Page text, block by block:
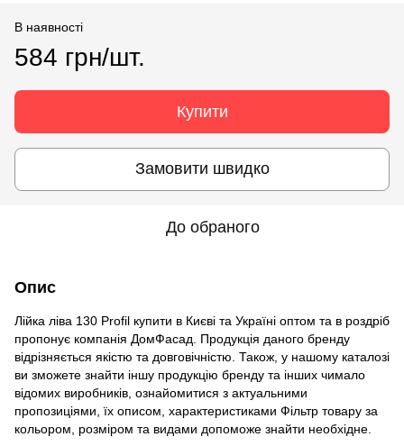
В наявності
584 грн/шт.
Купити
Замовити швидко
До обраного
Опис
Лійка ліва 130 Profil купити в Києві та Україні оптом та в роздріб
пропонує компанія ДомФасад. Продукція даного бренду
відрізняється якістю та довговічністю. Також, у нашому каталозі
ви зможете знайти іншу продукцію бренду та інших чимало
відомих виробників, ознайомитися з актуальними
пропозиціями, їх описом, характеристиками Фільтр товару за
кольором, розміром та видами допоможе знайти необхідне.